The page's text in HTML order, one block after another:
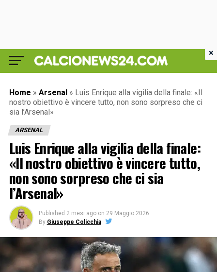
Home » Arsenal » Luis Enrique alla vigilia della finale: «Il
nostro obiettivo è vincere tutto, non sono sorpreso che ci
sia l’Arsenal»
ARSENAL
Luis Enrique alla vigilia della finale:
«Il nostro obiettivo è vincere tutto,
non sono sorpreso che ci sia
l’Arsenal»
Published 2 mesi ago on 29 Maggio 2026
By Giuseppe Colicchia
×